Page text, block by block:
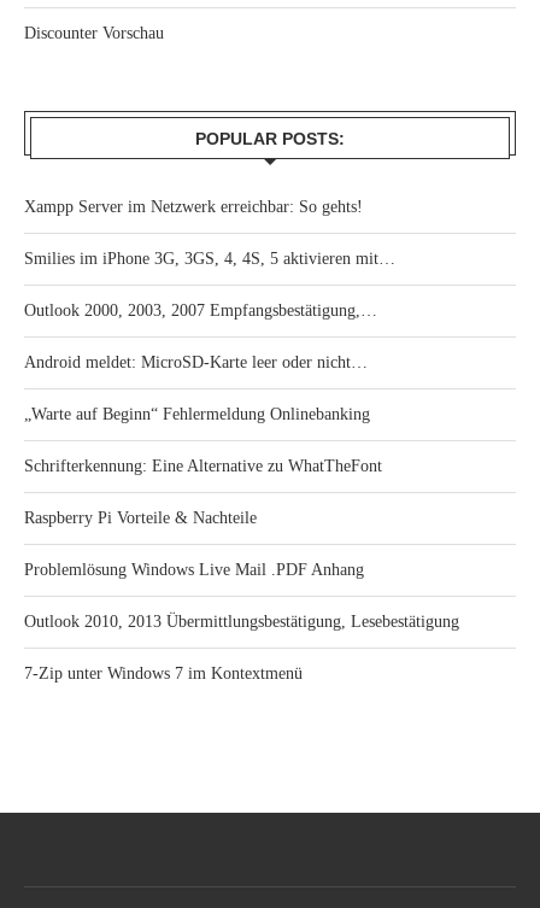
Discounter Vorschau
POPULAR POSTS:
Xampp Server im Netzwerk erreichbar: So gehts!
Smilies im iPhone 3G, 3GS, 4, 4S, 5 aktivieren mit…
Outlook 2000, 2003, 2007 Empfangsbestätigung,…
Android meldet: MicroSD-Karte leer oder nicht…
„Warte auf Beginn“ Fehlermeldung Onlinebanking
Schrifterkennung: Eine Alternative zu WhatTheFont
Raspberry Pi Vorteile & Nachteile
Problemlösung Windows Live Mail .PDF Anhang
Outlook 2010, 2013 Übermittlungsbestätigung, Lesebestätigung
7-Zip unter Windows 7 im Kontextmenü